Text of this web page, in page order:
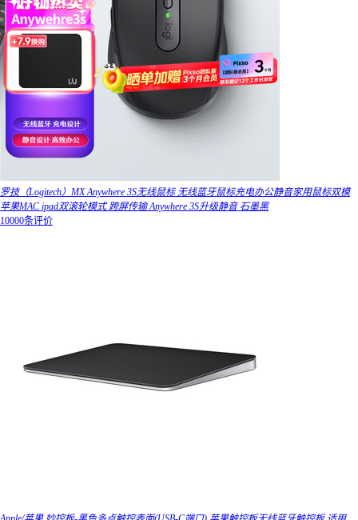
罗技（Logitech）MX Anywhere 3S无线鼠标 无线蓝牙鼠标充电办公静音家用鼠标双模
苹果MAC ipad双滚轮模式 跨屏传输 Anywhere 3S升级静音 石墨黑
10000条评价